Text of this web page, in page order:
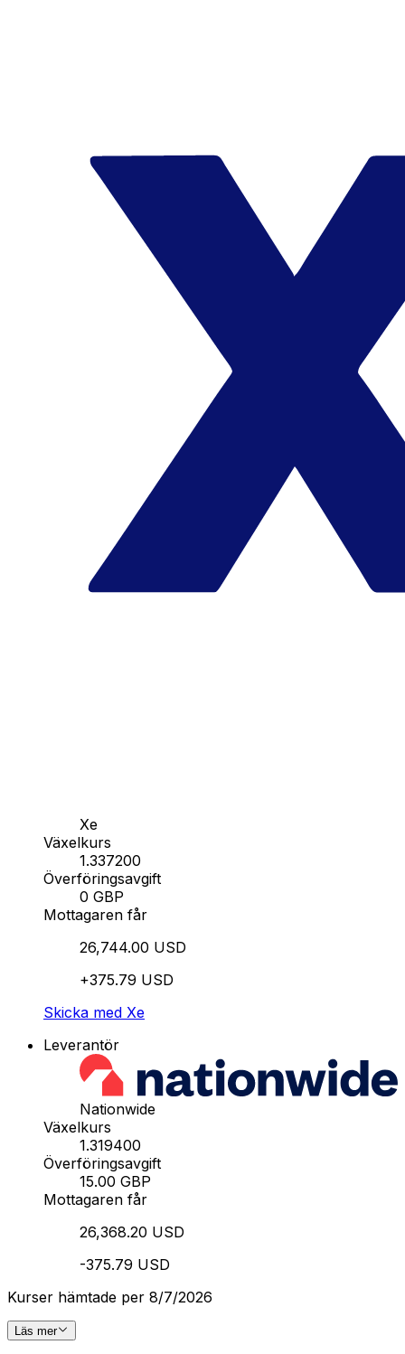
Xe
Växelkurs
1.337200
Överföringsavgift
0 GBP
Mottagaren får
26,744.00 USD
+375.79 USD
Skicka med Xe
Leverantör
Nationwide
Växelkurs
1.319400
Överföringsavgift
15.00 GBP
Mottagaren får
26,368.20 USD
-375.79 USD
Kurser hämtade per 8/7/2026
Läs mer